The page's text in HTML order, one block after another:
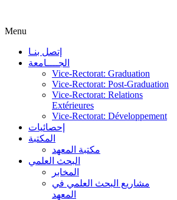
Menu
إتصل بنـا
الجــــامعة
Vice-Rectorat: Graduation
Vice-Rectorat: Post-Graduation
Vice-Rectorat: Relations
Extérieures
Vice-Rectorat: Développement
إحصائيات
المكتبة
مكتبة المعهد
البحث العلمي
المخابر
مشاريع البحث العلمي في
المعهد